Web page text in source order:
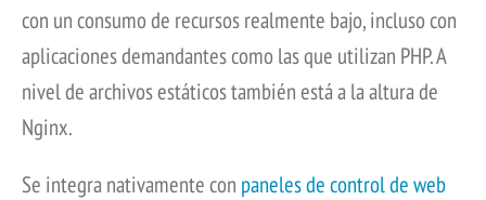
con un consumo de recursos realmente bajo, incluso con
aplicaciones demandantes como las que utilizan PHP. A
nivel de archivos estáticos también está a la altura de
Nginx.
Se integra nativamente con paneles de control de web